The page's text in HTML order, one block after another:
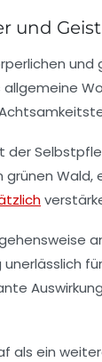
und
allgemeine
der
Wald,
als ein